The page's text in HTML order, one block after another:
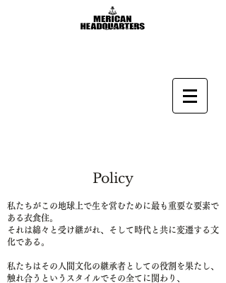
Policy​
私たちがこの地球上で生を営むために最も重要な要素で
ある衣食住。
それは綿々と受け継がれ、そして時代と共に変遷する文
化である。
私たちはその人間文化の継承者としての役割を果たし、
触れ合うというスタイルでその全てに関わり、